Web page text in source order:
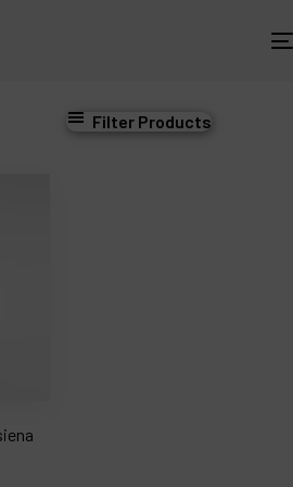
Filter Products